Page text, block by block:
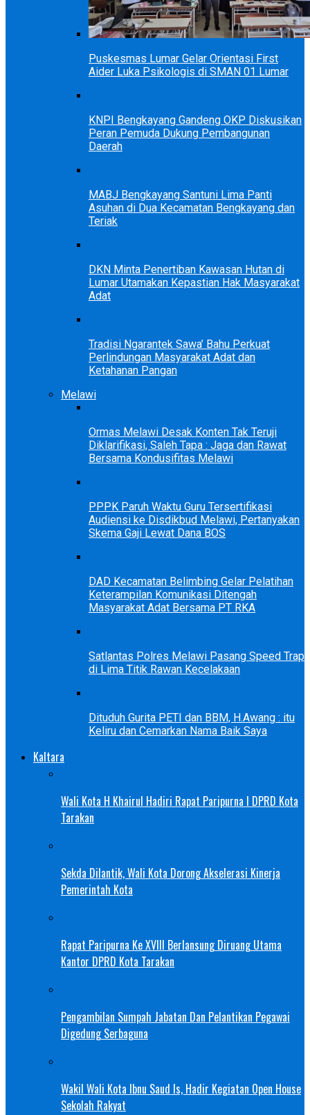
Puskesmas Lumar Gelar Orientasi First
Aider Luka Psikologis di SMAN 01 Lumar
KNPI Bengkayang Gandeng OKP Diskusikan
Peran Pemuda Dukung Pembangunan
Daerah
MABJ Bengkayang Santuni Lima Panti
Asuhan di Dua Kecamatan Bengkayang dan
Teriak
DKN Minta Penertiban Kawasan Hutan di
Lumar Utamakan Kepastian Hak Masyarakat
Adat
Tradisi Ngarantek Sawa’ Bahu Perkuat
Perlindungan Masyarakat Adat dan
Ketahanan Pangan
Melawi
Ormas Melawi Desak Konten Tak Teruji
Diklarifikasi, Saleh Tapa : Jaga dan Rawat
Bersama Kondusifitas Melawi
PPPK Paruh Waktu Guru Tersertifikasi
Audiensi ke Disdikbud Melawi, Pertanyakan
Skema Gaji Lewat Dana BOS
DAD Kecamatan Belimbing Gelar Pelatihan
Keterampilan Komunikasi Ditengah
Masyarakat Adat Bersama PT RKA
Satlantas Polres Melawi Pasang Speed Trap
di Lima Titik Rawan Kecelakaan
Dituduh Gurita PETI dan BBM, H.Awang : itu
Keliru dan Cemarkan Nama Baik Saya
Kaltara
Wali Kota H Khairul Hadiri Rapat Paripurna I DPRD Kota
Tarakan
Sekda Dilantik, Wali Kota Dorong Akselerasi Kinerja
Pemerintah Kota
Rapat Paripurna Ke XVIII Berlansung Diruang Utama
Kantor DPRD Kota Tarakan
Pengambilan Sumpah Jabatan Dan Pelantikan Pegawai
Digedung Serbaguna
Wakil Wali Kota Ibnu Saud Is, Hadir Kegiatan Open House
Sekolah Rakyat